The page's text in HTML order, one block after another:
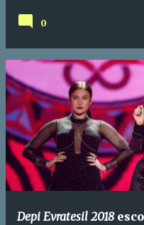
0
Depi Evratesil 2018